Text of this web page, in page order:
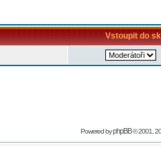
Vstoupit do
Powered byphpBB© 2001,